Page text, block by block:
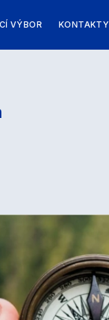
VÝBOR KONTAKTY